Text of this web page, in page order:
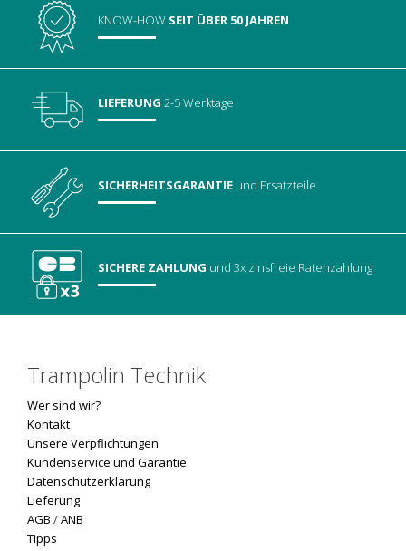
KNOW-HOW SEIT ÜBER 50 JAHREN
LIEFERUNG 2-5 Werktage
SICHERHEITSGARANTIE und Ersatzteile
SICHERE ZAHLUNG und 3x zinsfreie Ratenzahlung
Trampolin Technik
Wer sind wir?
Kontakt
Unsere Verpflichtungen
Kundenservice und Garantie
Datenschutzerklärung
Lieferung
AGB /ANB
Tipps